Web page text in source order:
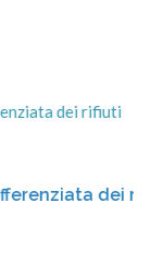
dei rifiuti